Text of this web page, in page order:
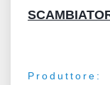
Produttore: